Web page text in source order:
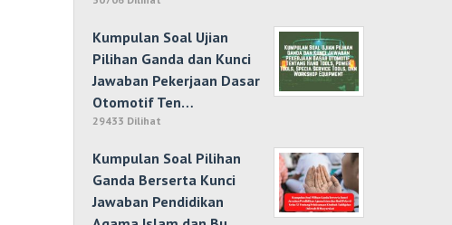
Kumpulan Soal Ujian
Pilihan Ganda dan Kunci
Jawaban Pekerjaan Dasar
Otomotif Ten…
29433 Dilihat
Kumpulan Soal Pilihan
Ganda Berserta Kunci
Jawaban Pendidikan